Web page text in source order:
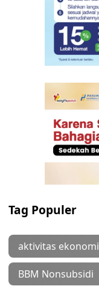
Tag Populer
aktivitas ekonomi
BBM Nonsubsidi